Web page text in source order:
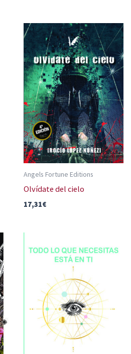
Angels Fortune Editions
Olvídate del cielo
17,31€